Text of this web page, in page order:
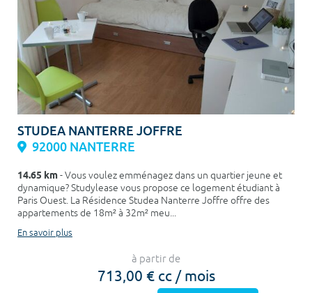
STUDEA NANTERRE JOFFRE
92000 NANTERRE
14.65 km- Vous voulez emménagez dans un quartier jeune et
dynamique? Studylease vous propose ce logement étudiant à
Paris Ouest. La Résidence Studea Nanterre Joffre offre des
appartements de 18m² à 32m² meu...
En savoir plus
à partir de
713,00 € cc / mois